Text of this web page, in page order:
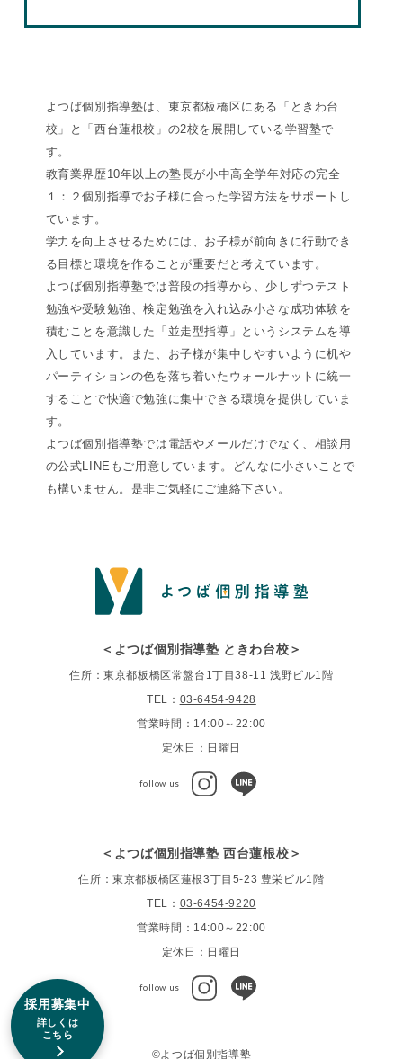
よつば個別指導塾は、東京都板橋区にある「ときわ台
校」と「西台蓮根校」の2校を展開している学習塾で
す。
教育業界歴10年以上の塾長が小中高全学年対応の完全
１：２個別指導でお子様に合った学習方法をサポートし
ています。
学力を向上させるためには、お子様が前向きに行動でき
る目標と環境を作ることが重要だと考えています。
よつば個別指導塾では普段の指導から、少しずつテスト
勉強や受験勉強、検定勉強を入れ込み小さな成功体験を
積むことを意識した「並走型指導」というシステムを導
入しています。また、お子様が集中しやすいように机や
パーティションの色を落ち着いたウォールナットに統一
することで快適で勉強に集中できる環境を提供していま
す。
よつば個別指導塾では電話やメールだけでなく、相談用
の公式LINEもご用意しています。どんなに小さいことで
も構いません。是非ご気軽にご連絡下さい。
＜よつば個別指導塾 ときわ台校＞
住所：東京都板橋区常盤台1丁目38-11 浅野ビル1階
TEL： 03-6454-9428
営業時間：14:00～22:00
定休日：日曜日
follow us
＜よつば個別指導塾 西台蓮根校＞
住所：東京都板橋区蓮根3丁目5-23 豊栄ビル1階
TEL： 03-6454-9220
営業時間：14:00～22:00
定休日：日曜日
follow us
©よつば個別指導塾
採用募集中
詳しくは
こちら